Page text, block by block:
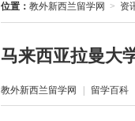
位置： 教外新西兰留学网 > 资
马来西亚拉曼大
教外新西兰留学网 留学百科